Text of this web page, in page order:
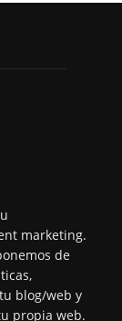
marketing.
de
blog/web y
propia web.